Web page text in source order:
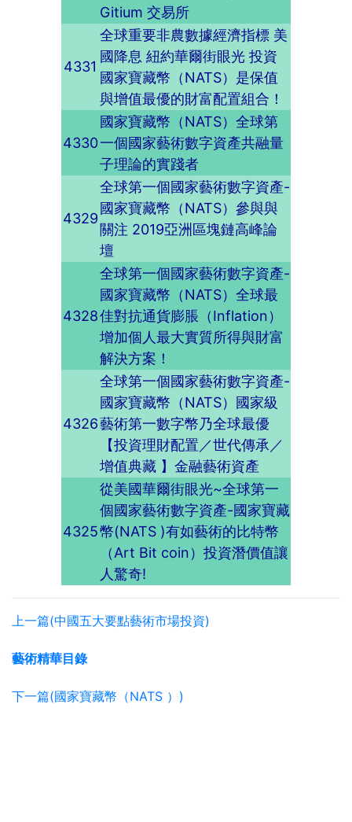
Gitium 交易所
4331
全球重要非農數據經濟指標 美
國降息 紐約華爾街眼光 投資
國家寶藏幣（NATS）是保值
與增值最優的財富配置組合！
4330
國家寶藏幣（NATS）全球第
一個國家藝術數字資產共融量
子理論的實踐者
4329
全球第一個國家藝術數字資產-
國家寶藏幣（NATS）參與與
關注 2019亞洲區塊鏈高峰論
壇
4328
全球第一個國家藝術數字資產-
國家寶藏幣（NATS）全球最
佳對抗通貨膨脹（Inflation）
增加個人最大實質所得與財富
解決方案！
4326
全球第一個國家藝術數字資產-
國家寶藏幣（NATS）國家級
藝術第一數字幣乃全球最優
【投資理財配置／世代傳承／
增值典藏 】金融藝術資產
4325
從美國華爾街眼光~全球第一
個國家藝術數字資產-國家寶藏
幣(NATS )有如藝術的比特幣
（Art Bit coin）投資潛價值讓
人驚奇!
上一篇(中國五大要點藝術市場投資)
藝術精華目錄
下一篇(國家寶藏幣（NATS ）)